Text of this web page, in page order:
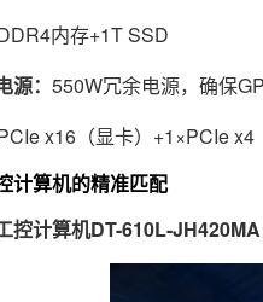
内存+1T SSD
： 550W冗余电源，确保
x16（显卡）+1×PCIe x4
算机的精准匹配
控计算机DT-610L-JH420MA